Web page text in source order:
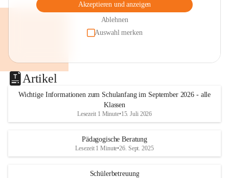
Akzeptieren und anzeigen
Ablehnen
Auswahl merken
Artikel
Wichtige Informationen zum Schulanfang im September 2026 - alle
Klassen
Lesezeit 1 Minute•15. Juli 2026
Pädagogische Beratung
Lesezeit 1 Minute•26. Sept. 2025
Schülerbetreuung